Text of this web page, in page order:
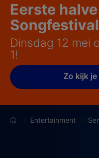
Eerste
Songfestival
Dinsdag 12 mei
1!
Zo kijk
Entertainment